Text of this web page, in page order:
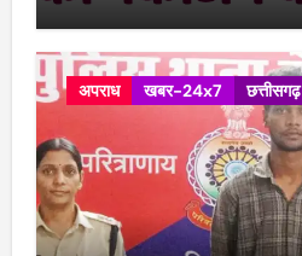
अपराध खबर-24x7 छत्तीसगढ़